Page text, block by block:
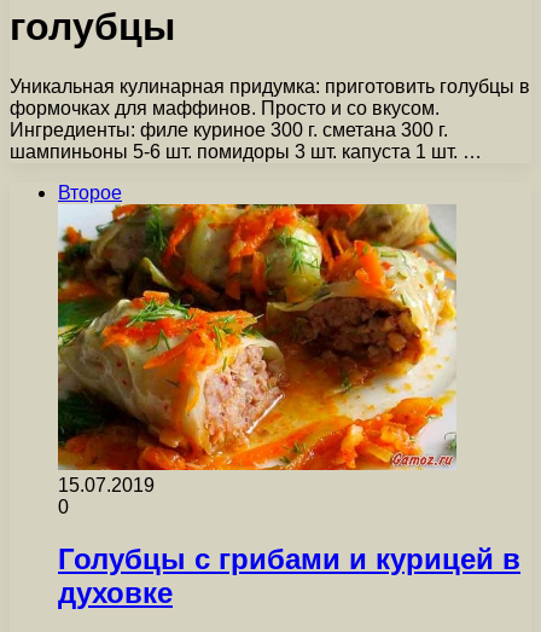
голубцы
Уникальная кулинарная придумка: приготовить голубцы в
формочках для маффинов. Просто и со вкусом.
Ингредиенты: филе куриное 300 г. сметана 300 г.
шампиньоны 5-6 шт. помидоры 3 шт. капуста 1 шт. …
Второе
15.07.2019
0
Голубцы с грибами и курицей в
духовке